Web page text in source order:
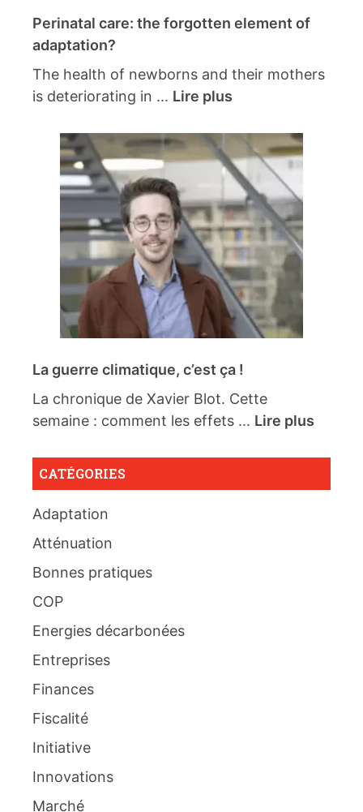
Perinatal care: the forgotten element of
adaptation?
The health of newborns and their mothers
is deteriorating in ... Lire plus
La guerre climatique, c’est ça !
La chronique de Xavier Blot. Cette
semaine : comment les effets ... Lire plus
CATÉGORIES
Adaptation
Atténuation
Bonnes pratiques
COP
Energies décarbonées
Entreprises
Finances
Fiscalité
Initiative
Innovations
Marché